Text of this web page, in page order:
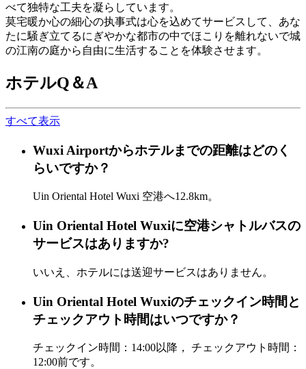
べて独特な工夫を凝らしています。
莫宅暖か心の細心の执事式は心を込めてサービスして、あな
たに騒ぎ立てるにぎやかな都市の中でほこりを離れないで城
の江南の庭から自由に生活することを体験させます。
ホテルQ＆A
すべて表示
Wuxi Airportからホテルまでの距離はどのく
らいですか？
Uin Oriental Hotel Wuxi 空港へ12.8km。
Uin Oriental Hotel Wuxiに空港シャトルバスの
サービスはありますか?
いいえ、ホテルには送迎サービスはありません。
Uin Oriental Hotel Wuxiのチェックイン時間と
チェックアウト時間はいつですか？
チェックイン時間：14:00以降， チェックアウト時間：
12:00前です。